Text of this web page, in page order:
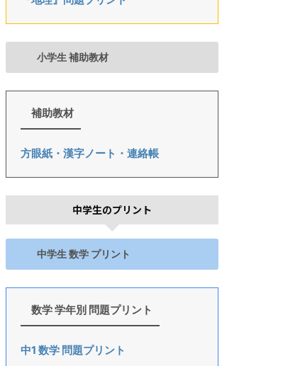
小学生 補助教材
補助教材
方眼紙・漢字ノート・連絡帳
中学生のプリント
中学生 数学 プリント
数学 学年別 問題プリント
中1 数学 問題プリント